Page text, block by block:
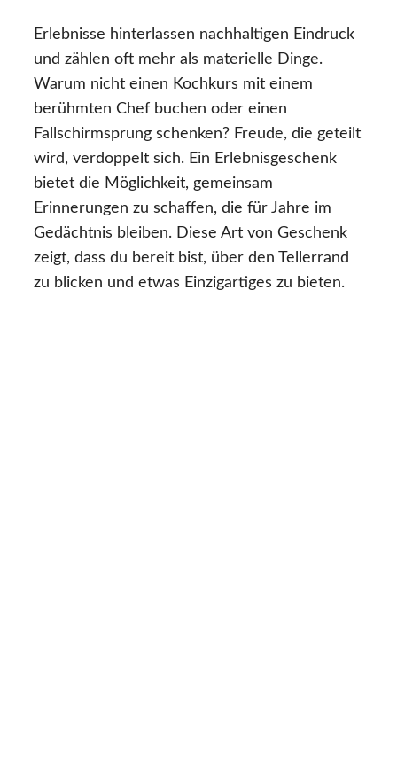
Erlebnisse hinterlassen nachhaltigen Eindruck
und zählen oft mehr als materielle Dinge.
Warum nicht einen Kochkurs mit einem
berühmten Chef buchen oder einen
Fallschirmsprung schenken? Freude, die geteilt
wird, verdoppelt sich. Ein Erlebnisgeschenk
bietet die Möglichkeit, gemeinsam
Erinnerungen zu schaffen, die für Jahre im
Gedächtnis bleiben. Diese Art von Geschenk
zeigt, dass du bereit bist, über den Tellerrand
zu blicken und etwas Einzigartiges zu bieten.